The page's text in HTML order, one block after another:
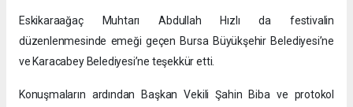
Eskikaraağaç Muhtarı Abdullah Hızlı da festivalin
düzenlenmesinde emeği geçen Bursa Büyükşehir Belediyesi’ne
ve Karacabey Belediyesi’ne teşekkür etti.
Konuşmaların ardından Başkan Vekili Şahin Biba ve protokol